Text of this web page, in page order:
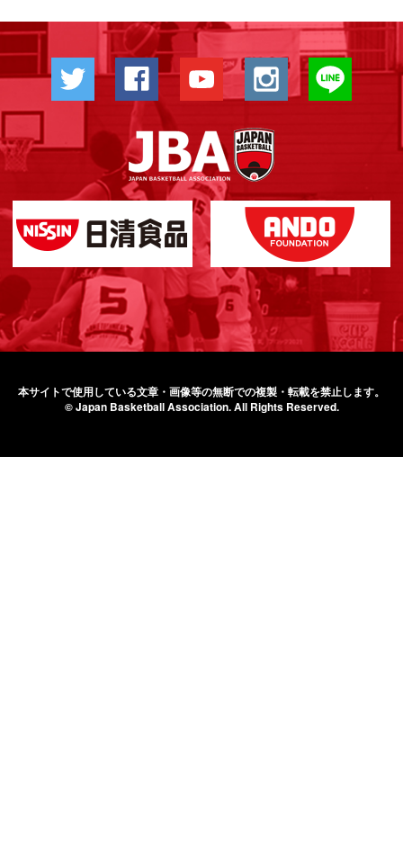
本サイトで使用している文章・画像等の無断での複製・転載を禁止します。
© Japan Basketball Association.All Rights Reserved.